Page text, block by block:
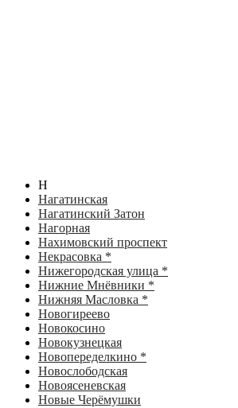
Н
Нагатинская
Нагатинский Затон
Нагорная
Нахимовский проспект
Некрасовка *
Нижегородская улица *
Нижние Мнёвники *
Нижняя Масловка *
Новогиреево
Новокосино
Новокузнецкая
Новопеределкино *
Новослободская
Новоясеневская
Новые Черёмушки